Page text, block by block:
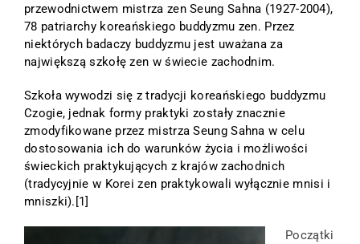
przewodnictwem mistrza zen Seung Sahna (1927-2004),
78 patriarchy koreańskiego buddyzmu zen. Przez
niektórych badaczy buddyzmu jest uważana za
największą szkołę zen w świecie zachodnim.
Szkoła wywodzi się z tradycji koreańskiego buddyzmu
Czogie, jednak formy praktyki zostały znacznie
zmodyfikowane przez mistrzaSeung Sahna w celu
dostosowania ich do warunków życia i możliwości
świeckich praktykujących z krajów zachodnich
(tradycyjnie w Korei zen praktykowali wyłącznie mnisi i
mniszki).[1]
Początki